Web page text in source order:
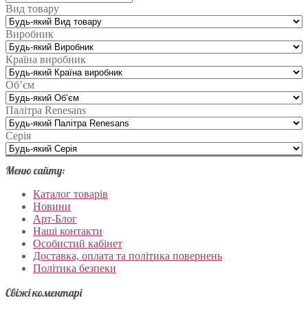
Вид товару
Виробник
Країна виробник
Об’єм
Палітра Renesans
Серія
Меню сайту:
Каталог товарів
Новини
Арт-Блог
Наші контакти
Особистий кабінет
Доставка, оплата та політика повернень
Політика безпеки
Свіжі коментарі